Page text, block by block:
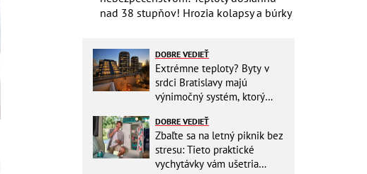
nad 38 stupňov! Hrozia kolapsy a búrky
DOBRE VEDIEŤ
Extrémne teploty? Byty v
srdci Bratislavy majú
výnimočný systém, ktorý
DOBRE VEDIEŤ
Zbaľte sa na letný piknik bez
stresu: Tieto praktické
vychytávky vám ušetria